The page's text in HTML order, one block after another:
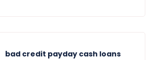
bad credit payday cash loans